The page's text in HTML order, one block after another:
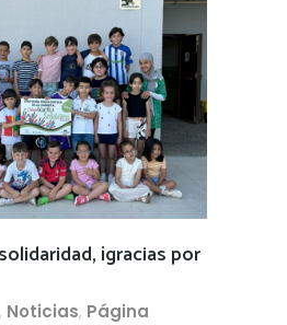
¡gracias por
, Noticias, Página